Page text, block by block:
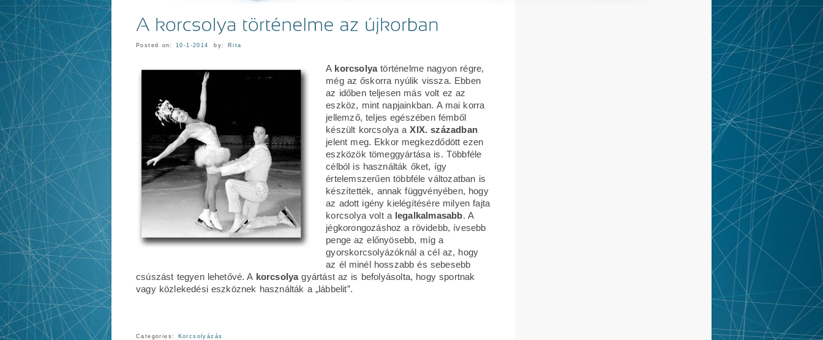
Posted on: 10-1-2014 by: Rita
A korcsolyatörténelme nagyon régre,
még az őskorra nyúlik vissza. Ebben
az időben teljesen más volt ez az
eszköz, mint napjainkban. A mai korra
jellemző, teljes egészében fémből
készült korcsolya aXIX. században
jelent meg. Ekkor megkezdődött ezen
eszközök tömeggyártása is. Többféle
célból is használták őket, így
értelemszerűen többféle változatban is
készítették, annak függvényében, hogy
az adott igény kielégítésére milyen fajta
korcsolya volt a legalkalmasabb. A
jégkorongozáshoz a rövidebb, ívesebb
penge az előnyösebb, míg a
gyorskorcsolyázóknál a cél az, hogy
az él minél hosszabb és sebesebb
csúszást tegyen lehetővé. A korcsolyagyártást az is befolyásolta, hogy sportnak
vagy közlekedési eszköznek használták a „lábbelit”.
Categories:
Korcsolyázás